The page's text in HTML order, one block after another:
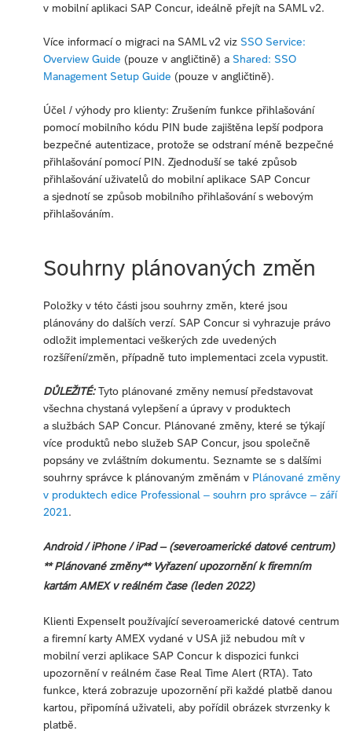
v mobilní aplikaci SAP Concur, ideálně přejít na SAML v2.
Více informací o migraci na SAML v2 viz SSO Service:
Overview Guide (pouze v angličtině) a Shared: SSO
Management Setup Guide (pouze v angličtině).
Účel / výhody pro klienty: Zrušením funkce přihlašování
pomocí mobilního kódu PIN bude zajištěna lepší podpora
bezpečné autentizace, protože se odstraní méně bezpečné
přihlašování pomocí PIN. Zjednoduší se také způsob
přihlašování uživatelů do mobilní aplikace SAP Concur
a sjednotí se způsob mobilního přihlašování s webovým
přihlašováním.
Souhrny plánovaných změn
Položky v této části jsou souhrny změn, které jsou
plánovány do dalších verzí. SAP Concur si vyhrazuje právo
odložit implementaci veškerých zde uvedených
rozšíření/změn, případně tuto implementaci zcela vypustit.
DŮLEŽITÉ:Tyto plánované změny nemusí představovat
všechna chystaná vylepšení a úpravy v produktech
a službách SAP Concur. Plánované změny, které se týkají
více produktů nebo služeb SAP Concur, jsou společně
popsány ve zvláštním dokumentu. Seznamte se s dalšími
souhrny správce k plánovaným změnám v Plánované změny
v produktech edice Professional – souhrn pro správce – září
2021.
Android / iPhone / iPad – (severoamerické datové centrum)
** Plánované změny** Vyřazení upozornění k firemním
kartám AMEX v reálném čase (leden 2022)
Klienti ExpenseIt používající severoamerické datové centrum
a firemní karty AMEX vydané v USA již nebudou mít v
mobilní verzi aplikace SAP Concur k dispozici funkci
upozornění v reálném čase Real Time Alert (RTA). Tato
funkce, která zobrazuje upozornění při každé platbě danou
kartou, připomíná uživateli, aby pořídil obrázek stvrzenky k
platbě.